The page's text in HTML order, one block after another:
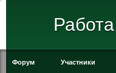
Форум Участники